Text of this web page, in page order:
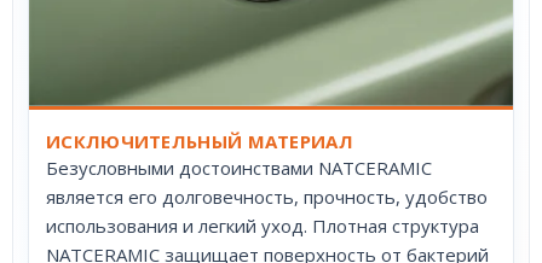
ИСКЛЮЧИТЕЛЬНЫЙ МАТЕРИАЛ
Безусловными достоинствами NATCERAMIC
является его долговечность, прочность, удобство
использования и легкий уход. Плотная структура
NATCERAMIC защищает поверхность от бактерий